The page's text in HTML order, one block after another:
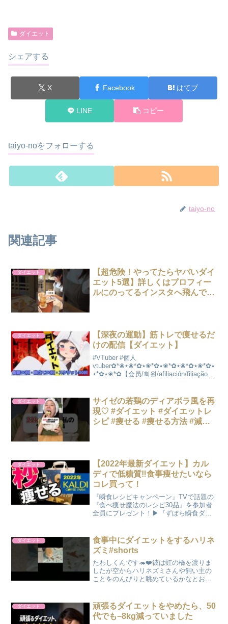
ダイエット
シェアする
X Facebook はてブ
LINE コピー
taiyo-noをフォローする
taiyo-no
関連記事
ダイエット
【超危険！やってたらヤバいダイ
エット5選】詳しくはプロフィー
ルにのってるインスタへ飛んでみ
ダイエット
【深夜の運動】筋トレで痩せるだ
けの配信【ダイエット】
#VTuber #個人
vtuber✿*❀٭✿*❀٭✿*❀٭✿*❀٭✿*❀٭✿*❀٭
✿*❀٭✿*٭【会员/회원/afiliación/filiação】
┃┗━...
ダイエット
サイゼの若鶏のディアボラ風を再
現♡ #ダイエット #ダイエットレ
シピ #痩せる #痩せる方法 #減量
ダイエット
【2022年最新ダイエット】カル
ディで低糖質‼︎食事痩せたいなら
コレ買って！
『瞬食レシピキャンペーン』TVで話題の
『食べ痩せ魔法のレシピ30品』を参加者
全員にプレゼント！▶︎『ずぼら瞬食ダイ
友達追加でプレゼント⬇︎ 】🎁食べ痩せ小
冊...
ダイエット
食事中にダイエットをするハリネ
ズミ#shorts
たわしくんです🦔❤️彼は虹の橋を渡りま
したが空からハリネズミさんや飼い主の
ことをのんびりと眺めているかなとおも
た！これからも世界中に支援を続けてい
きます🌍✨こんにちは！...
ダイエット
頑張るダイエットをやめたら、50
代でも−8kg減っていました